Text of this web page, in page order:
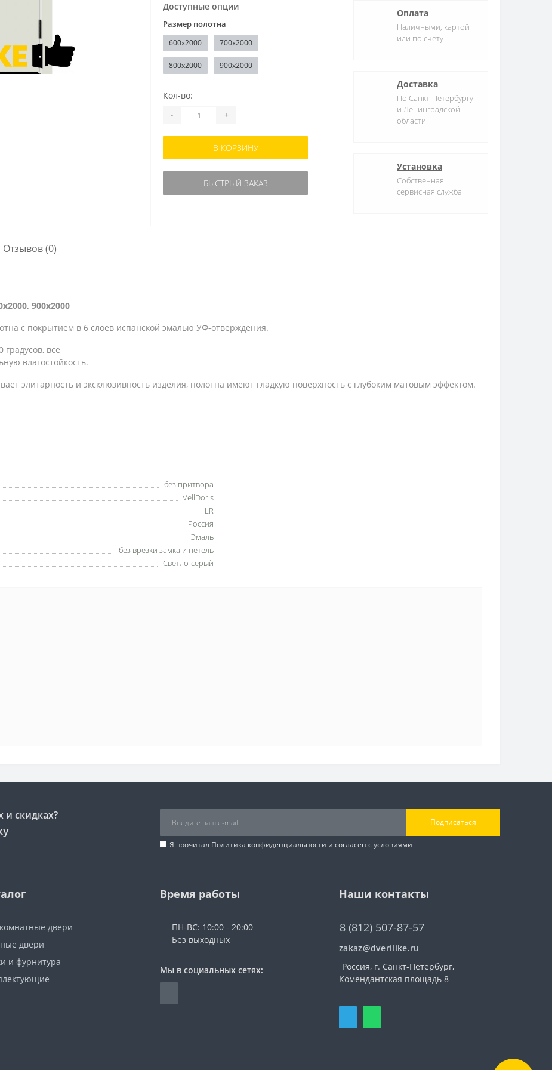
Доступные опции
Размер полотна
600x2000 700x2000
800x2000 900x2000
Кол-во:
- +
В КОРЗИНУ
БЫСТРЫЙ ЗАКАЗ
Оплата
Наличными, картой
или по счету
Доставка
По Санкт-Петербургу
и Ленинградской
области
Установка
Собственная
сервисная служба
Отзывов (0)
900x2000
с покрытием в 6 слоёв испанской эмалью УФ-отверждения.
все
влагостойкость.
элитарность и эксклюзивность изделия, полотна имеют гладкую поверхность с глубоким матовым эффектом.
без притвора
VellDoris
LR
Россия
Эмаль
без врезки замка и петель
Светло-серый
и скидках?
Подписаться
Я прочитал Политика конфиденциальности и согласен с условиями
двери
двери
и фурнитура
Время работы
ПН-ВС: 10:00 - 20:00
Без выходных
Мы в социальных сетях:
Наши контакты
8 (812) 507-87-57
zakaz@dverilike.ru
Россия, г. Санкт-Петербург,
Комендантская площадь 8